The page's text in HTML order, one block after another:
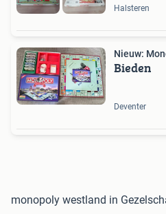
Halsteren
Nieuw:
Bieden
Deventer
monopoly westland in